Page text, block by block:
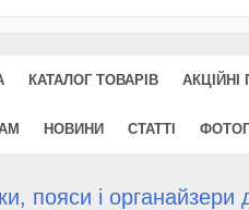
КАТАЛОГ ТОВАРІВ АКЦІЙНІ
НОВИНИ СТАТТІ
пояси і органайзери